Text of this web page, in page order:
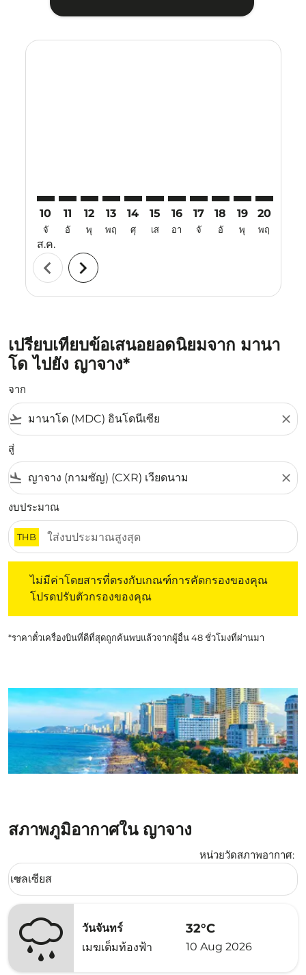
10
จั
ส.ค.
11
อั
12
พุ
13
พฤ
14
ศุ
15
เส
16
อา
17
จั
18
อั
19
พุ
20
พฤ
chevron_left chevron_right
เปรียบเทียบข้อเสนอยอดนิยมจาก มานา
โด ไปยัง ญาจาง*
จาก
flight_takeoff close
สู่
flight_land close
งบประมาณ
THB
ไม่มีค่าโดยสารที่ตรงกับเกณฑ์การคัดกรองของคุณ
โปรดปรับตัวกรองของคุณ
*ราคาตั๋วเครื่องบินที่ดีที่สุดถูกค้นพบแล้วจากผู้อื่น 48 ชั่วโมงที่ผ่านมา
สภาพภูมิอากาศใน ญาจาง
หน่วยวัดสภาพอากาศ:
Weather unit option เซลเซียส Selected
เซลเซียส
keyboard_arrow_down
วันจันทร์
เมฆเต็มท้องฟ้า
32°C
10 Aug 2026